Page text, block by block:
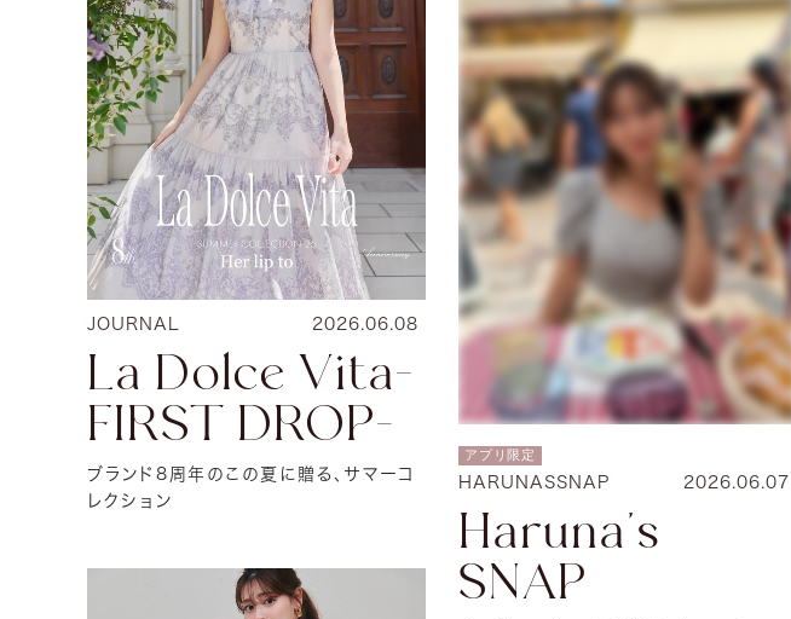
JOURNAL 2026.06.08
La Dolce Vita-
FIRST DROP-
ブランド8周年のこの夏に贈る、サマーコ
レクション
アプリ限定
HARUNASSNAP 2026.06.07
Haruna's
SNAP